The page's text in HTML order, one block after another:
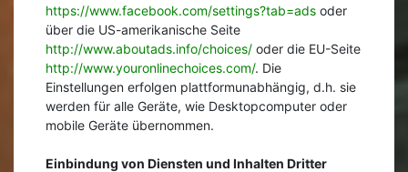
https://www.facebook.com/settings?tab=ads oder
über die US-amerikanische Seite
http://www.aboutads.info/choices/ oder die EU-Seite
http://www.youronlinechoices.com/. Die
Einstellungen erfolgen plattformunabhängig, d.h. sie
werden für alle Geräte, wie Desktopcomputer oder
mobile Geräte übernommen.
Einbindung von Diensten und Inhalten Dritter